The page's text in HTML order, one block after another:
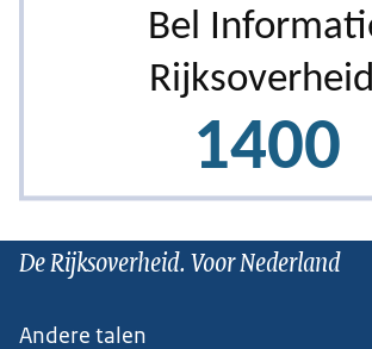
De Rijksoverheid. Voor Nederland
Andere talen